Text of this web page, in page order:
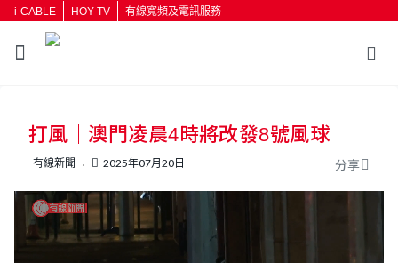
i-CABLE HOY TV 有線寬頻及電訊服務
按輸入鍵開始搜尋
打風｜澳門凌晨4時將改發8號風球
有線新聞 2025年07月20日 分享